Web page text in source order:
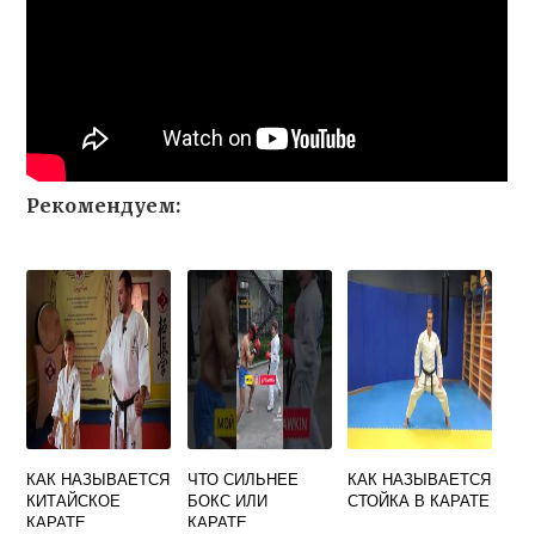
Рекомендуем:
КАК НАЗЫВАЕТСЯ
КИТАЙСКОЕ
КАРАТЕ
ЧТО СИЛЬНЕЕ
БОКС ИЛИ
КАРАТЕ
КАК НАЗЫВАЕТСЯ
СТОЙКА В КАРАТЕ